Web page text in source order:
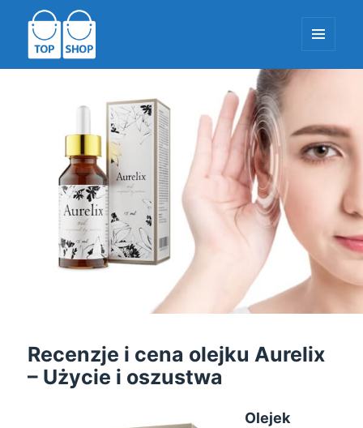
I
Recenzje i cena olejku Aurelix
– Użycie i oszustwa
Olejek